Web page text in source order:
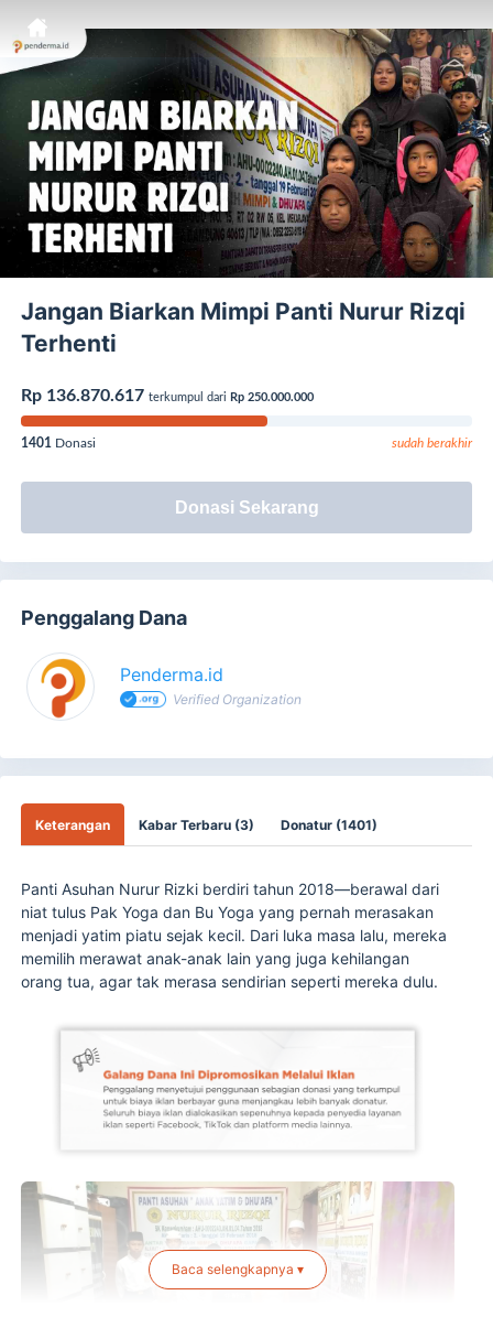
Jangan Biarkan Mimpi Panti Nurur Rizqi
Terhenti
Rp 136.870.617 terkumpul dari Rp 250.000.000
1401 Donasi sudah berakhir
Donasi Sekarang
Penggalang Dana
Penderma.id
Verified Organization
Keterangan Kabar Terbaru (3) Donatur (1401)
Panti Asuhan Nurur Rizki berdiri tahun 2018—berawal dari
niat tulus Pak Yoga dan Bu Yoga yang pernah merasakan
menjadi yatim piatu sejak kecil. Dari luka masa lalu, mereka
memilih merawat anak-anak lain yang juga kehilangan
orang tua, agar tak merasa sendirian seperti mereka dulu.
Baca selengkapnya ▾